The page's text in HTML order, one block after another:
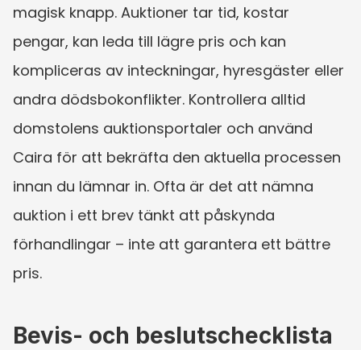
magisk knapp. Auktioner tar tid, kostar
pengar, kan leda till lägre pris och kan
kompliceras av inteckningar, hyresgäster eller
andra dödsbokonflikter. Kontrollera alltid
domstolens auktionsportaler och använd
Caira för att bekräfta den aktuella processen
innan du lämnar in. Ofta är det att nämna
auktion i ett brev tänkt att påskynda
förhandlingar – inte att garantera ett bättre
pris.
Bevis- och beslutschecklista